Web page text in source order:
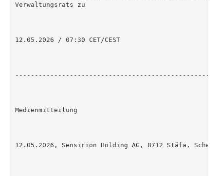
Verwaltungsrats zu
12.05.2026 / 07:30 CET/CEST
Medienmitteilung
12.05.2026, Sensirion Holding AG, 8712 Stäfa,